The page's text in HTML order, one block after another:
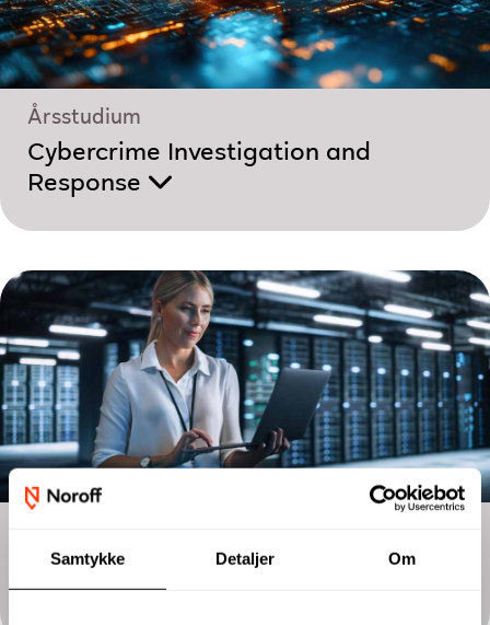
Samtykke Detaljer Om
Årsstudium
Cybercrime Investigation and
Response
Digital Business and Information
Security